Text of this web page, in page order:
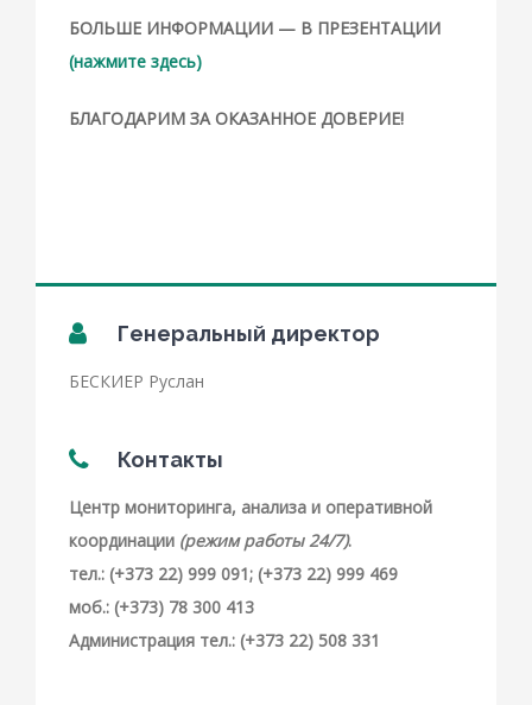
БОЛЬШЕ ИНФОРМАЦИИ — В ПРЕЗЕНТАЦИИ
(нажмите здесь)
БЛАГОДАРИМ ЗА ОКАЗАННОЕ ДОВЕРИЕ!
Генеральный директор
БЕСКИЕР Руслан
Контакты
Центр мониторинга, анализа и оперативной
координации (режим работы 24/7).
тел.: (+373 22) 999 091; (+373 22) 999 469
моб.: (+373) 78 300 413
Администрация тел.: (+373 22) 508 331